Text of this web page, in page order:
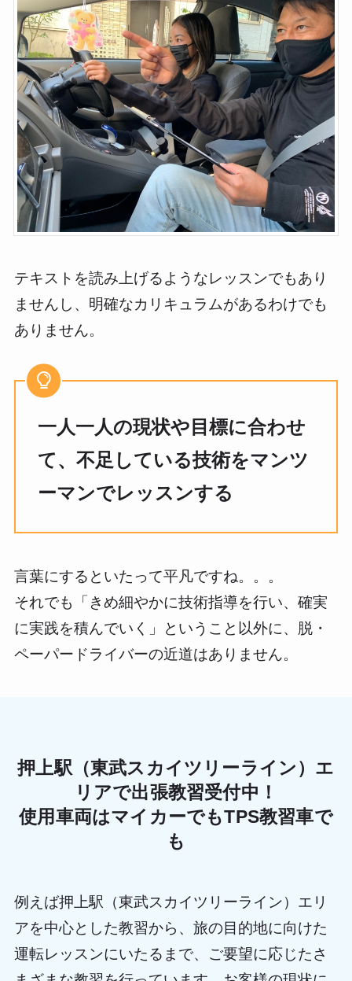
テキストを読み上げるようなレッスンでもあり
ませんし、明確なカリキュラムがあるわけでも
ありません。
一人一人の現状や目標に合わせ
て、不足している技術をマンツ
ーマンでレッスンする
言葉にするといたって平凡ですね。。。
それでも「きめ細やかに技術指導を行い、確実
に実践を積んでいく」ということ以外に、脱・
ペーパードライバーの近道はありません。
押上駅（東武スカイツリーライン）エ
リアで出張教習受付中！
使用車両はマイカーでもTPS教習車で
も
例えば押上駅（東武スカイツリーライン）エリ
アを中心とした教習から、旅の目的地に向けた
運転レッスンにいたるまで、ご要望に応じたさ